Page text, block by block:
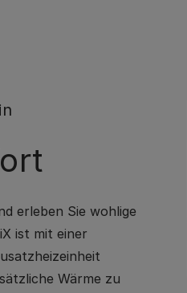
erleben Sie wohlige
ist mit einer
Wärme zu